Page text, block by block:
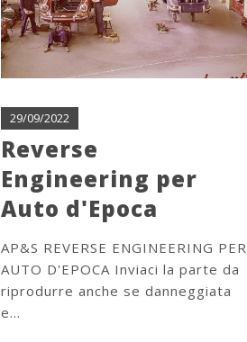
29/09/2022
Reverse
Engineering per
Auto d'Epoca
AP&S REVERSE ENGINEERING PER
AUTO D'EPOCA Inviaci la parte da
riprodurre anche se danneggiata
e...